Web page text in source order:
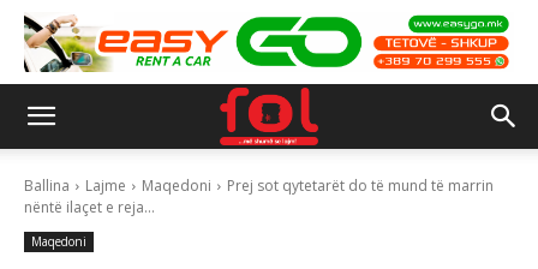
Ballina Lajme Maqedoni
Prej sot qytetarët do të mund të marrin
nëntë ilaçet e reja...
Maqedoni